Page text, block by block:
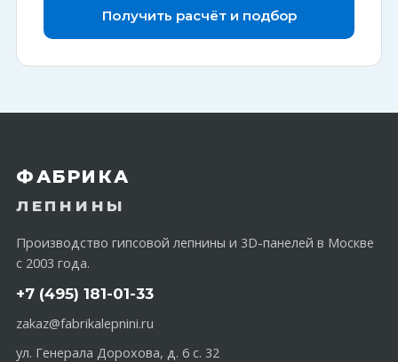
Получить расчёт и подбор
ФАБРИКА
ЛЕПНИНЫ
Производство гипсовой лепнины и 3D-панелей в Москве
с 2003 года.
+7 (495) 181-01-33
zakaz@fabrikalepnini.ru
ул. Генерала Дорохова, д. 6 с. 32